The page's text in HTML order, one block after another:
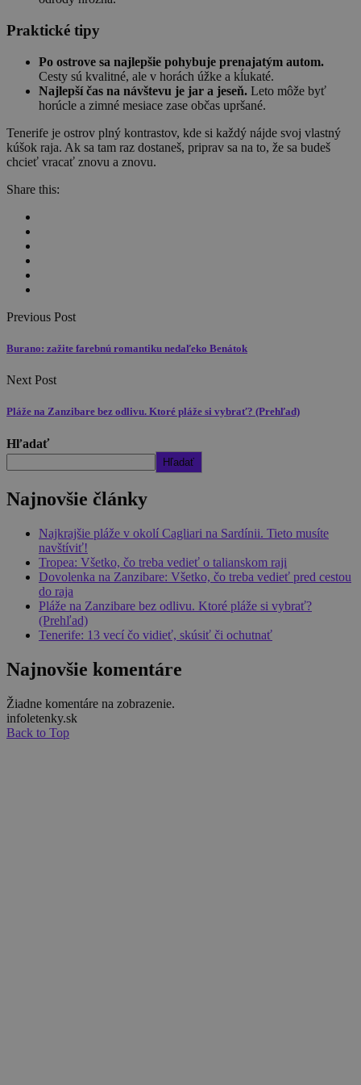
Praktické tipy
Po ostrove sa najlepšie pohybuje prenajatým autom.
Cesty sú kvalitné, ale v horách úžke a kĺukaté.
Najlepší čas na návštevu je jar a jeseň. Leto môže byť
horúcle a zimné mesiace zase občas upršané.
Tenerife je ostrov plný kontrastov, kde si každý nájde svoj vlastný
kúšok raja. Ak sa tam raz dostaneš, priprav sa na to, že sa budeš
chcieť vracať znovu a znovu.
Share this:
Previous Post
Burano: zažite farebnú romantiku nedaľeko Benátok
Next Post
Pláže na Zanzibare bez odlivu. Ktoré pláže si vybrať? (Prehľad)
Hľadať
Hľadať
Najnovšie články
Najkrajšie pláže v okolí Cagliari na Sardínii. Tieto musíte
navštíviť!
Tropea: Všetko, čo treba vedieť o talianskom raji
Dovolenka na Zanzibare: Všetko, čo treba vedieť pred cestou
do raja
Pláže na Zanzibare bez odlivu. Ktoré pláže si vybrať?
(Prehľad)
Tenerife: 13 vecí čo vidieť, skúsiť či ochutnať
Najnovšie komentáre
Žiadne komentáre na zobrazenie.
infoletenky.sk
Back to Top